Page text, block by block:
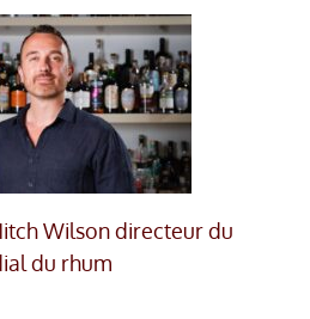
Wilson directeur du
du rhum